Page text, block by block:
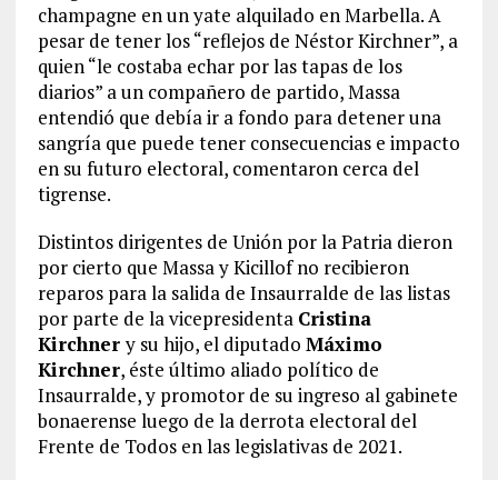
champagne en un yate alquilado en Marbella. A
pesar de tener los “reflejos de Néstor Kirchner”, a
quien “le costaba echar por las tapas de los
diarios” a un compañero de partido, Massa
entendió que debía ir a fondo para detener una
sangría que puede tener consecuencias e impacto
en su futuro electoral, comentaron cerca del
tigrense.
Distintos dirigentes de Unión por la Patria dieron
por cierto que Massa y Kicillof no recibieron
reparos para la salida de Insaurralde de las listas
por parte de la vicepresidenta Cristina
Kirchnery su hijo, el diputado Máximo
Kirchner, éste último aliado político de
Insaurralde, y promotor de su ingreso al gabinete
bonaerense luego de la derrota electoral del
Frente de Todos en las legislativas de 2021.